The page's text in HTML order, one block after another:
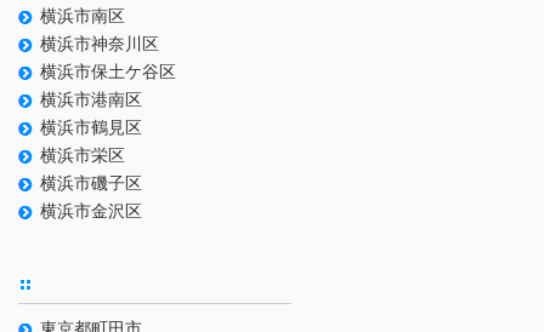
横浜市南区
横浜市神奈川区
横浜市保土ケ谷区
横浜市港南区
横浜市鶴見区
横浜市栄区
横浜市磯子区
横浜市金沢区